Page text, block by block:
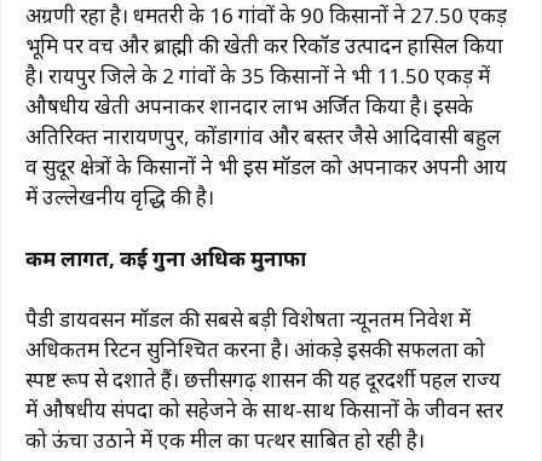
अग्रणी रहा है। धमतरी के 16 गांवों के 90 किसानों ने 27.50 एकड़
भूमि पर वच और ब्राह्मी की खेती कर रिकॉर्ड उत्पादन हासिल किया
है। रायपुर जिले के 2 गांवों के 35 किसानों ने भी 11.50 एकड़ में
औषधीय खेती अपनाकर शानदार लाभ अर्जित किया है। इसके
अतिरिक्त नारायणपुर, कोंडागांव और बस्तर जैसे आदिवासी बहुल
व सुदूर क्षेत्रों के किसानों ने भी इस मॉडल को अपनाकर अपनी आय
में उल्लेखनीय वृद्धि की है।
कम लागत, कई गुना अधिक मुनाफा
पैडी डायवर्सन मॉडल की सबसे बड़ी विशेषता न्यूनतम निवेश में
अधिकतम रिटर्न सुनिश्चित करना है। आंकड़े इसकी सफलता को
स्पष्ट रूप से दर्शाते हैं। छत्तीसगढ़ शासन की यह दूरदर्शी पहल राज्य
में औषधीय संपदा को सहेजने के साथ-साथ किसानों के जीवन स्तर
को ऊंचा उठाने में एक मील का पत्थर साबित हो रही है।